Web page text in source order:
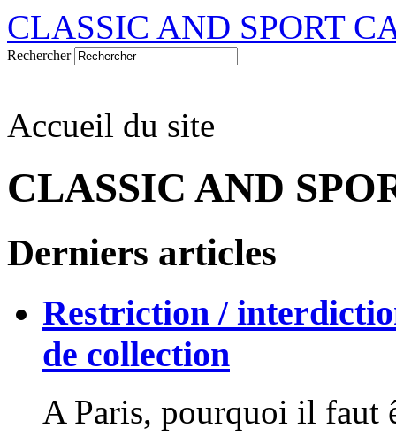
CLASSIC AND SPORT
Rechercher
Accueil du site
CLASSIC AND
Derniers articles
Restriction /
de collection
A Paris, pourquoi il faut